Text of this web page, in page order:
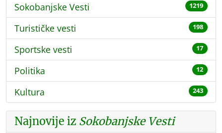
Sokobanjske Vesti 1219
Turističke vesti 198
Sportske vesti 17
Politika 12
Kultura 243
Najnovije iz Sokobanjske Vesti